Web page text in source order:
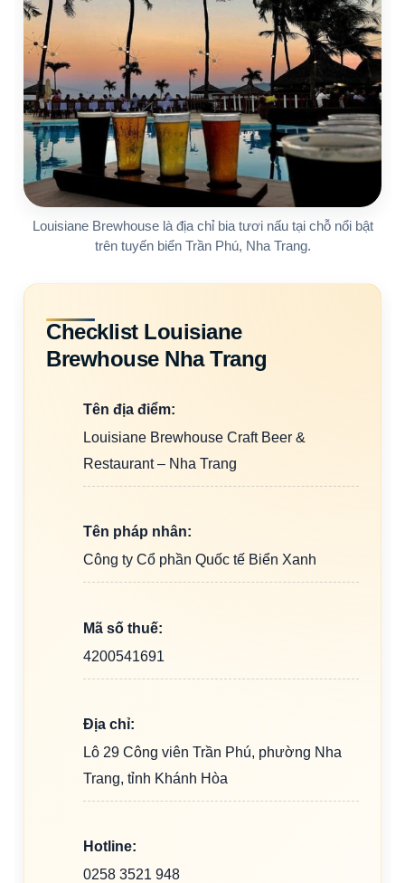
Louisiane Brewhouse là địa chỉ bia tươi nấu tại chỗ nổi bật
trên tuyến biển Trần Phú, Nha Trang.
Checklist Louisiane
Brewhouse Nha Trang
Tên địa điểm:
Louisiane Brewhouse Craft Beer &
Restaurant – Nha Trang
Tên pháp nhân:
Công ty Cổ phần Quốc tế Biển Xanh
Mã số thuế:
4200541691
Địa chỉ:
Lô 29 Công viên Trần Phú, phường Nha
Trang, tỉnh Khánh Hòa
Hotline:
0258 3521 948